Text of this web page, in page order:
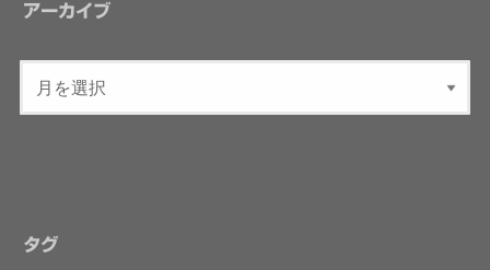
アーカイブ
タグ